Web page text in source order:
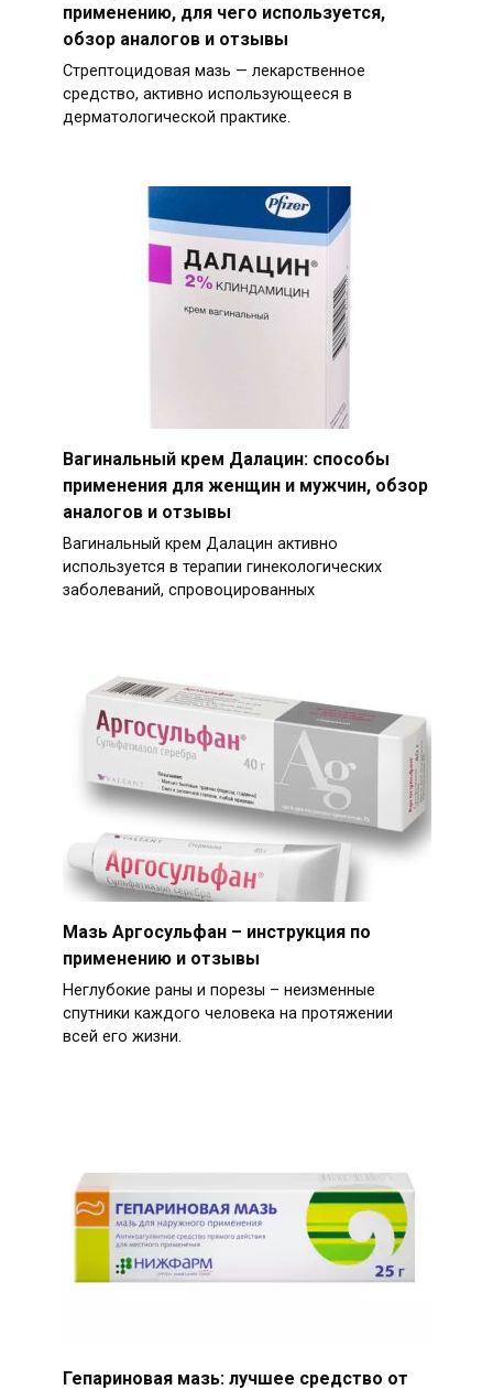
применению, для чего используется,
обзор аналогов и отзывы
Стрептоцидовая мазь — лекарственное
средство, активно использующееся в
дерматологической практике.
Вагинальный крем Далацин: способы
применения для женщин и мужчин, обзор
аналогов и отзывы
Вагинальный крем Далацин активно
используется в терапии гинекологических
заболеваний, спровоцированных
Мазь Аргосульфан – инструкция по
применению и отзывы
Неглубокие раны и порезы – неизменные
спутники каждого человека на протяжении
всей его жизни.
Гепариновая мазь: лучшее средство от